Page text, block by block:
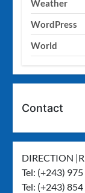
Weather
WordPress
World
Contact
DIRECTION
Tel: (+243)
Tel: (+243)